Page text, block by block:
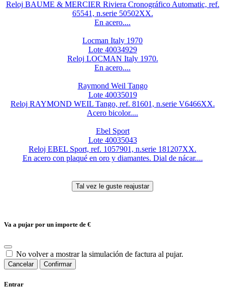
Reloj BAUME & MERCIER Riviera Cronográfico Automatic, ref.
65541, n.serie 50502XX.
En acero....
Locman Italy 1970
Lote 40034929
Reloj LOCMAN Italy 1970.
En acero....
Raymond Weil Tango
Lote 40035019
Reloj RAYMOND WEIL Tango, ref. 81601, n.serie V6466XX.
Acero bicolor....
Ebel Sport
Lote 40035043
Reloj EBEL Sport, ref. 1057901, n.serie 181207XX.
En acero con plaqué en oro y diamantes. Dial de nácar....
Va a pujar por un importe de €
No volver a mostrar la simulación de factura al pujar.
Cancelar Confirmar
Entrar